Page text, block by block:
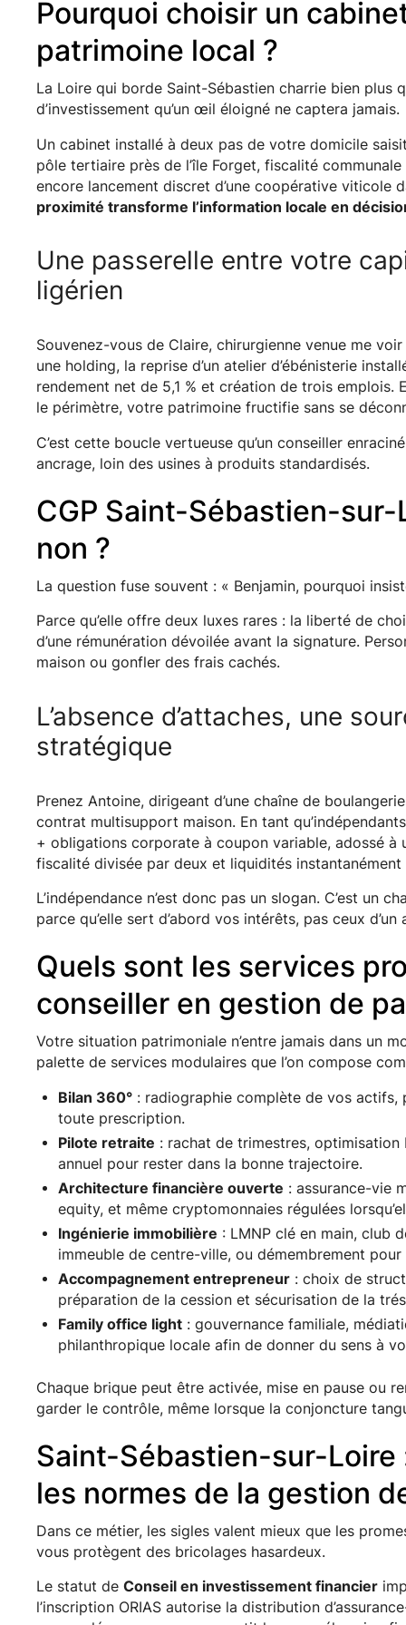
Pourquoi choisir un
patrimoine local ?
La Loire qui borde Saint-Sébastien charrie bien plus
d’investissement qu’un œil éloigné ne captera jamais.
Un cabinet installé à deux pas de votre domicile
pôle tertiaire près de l’île Forget, fiscalité
encore lancement discret d’une coopérative viticole
proximité transforme l’information locale en
Une passerelle entre votre
ligérien
Souvenez-vous de Claire, chirurgienne venue me
une holding, la reprise d’un atelier d’ébénisterie
rendement net de 5,1 % et création de trois emplois.
le périmètre, votre patrimoine fructifie sans se
C’est cette boucle vertueuse qu’un conseiller
ancrage, loin des usines à produits standardisés.
CGP Saint-Sébastien-
non ?
La question fuse souvent : « Benjamin, pourquoi
Parce qu’elle offre deux luxes rares : la liberté de
d’une rémunération dévoilée avant la signature.
maison ou gonfler des frais cachés.
L’absence d’attaches, une
stratégique
Prenez Antoine, dirigeant d’une chaîne de
contrat multisupport maison. En tant
+ obligations corporate à coupon variable, adossé à
fiscalité divisée par deux et liquidités
L’indépendance n’est donc pas un slogan. C’est un
parce qu’elle sert d’abord vos intérêts, pas ceux
Quels sont les services
conseiller en gestion de
Votre situation patrimoniale n’entre jamais dans un
palette de services modulaires que l’on compose
Bilan 360°: radiographie complète de vos actifs,
toute prescription.
Pilote retraite : rachat de trimestres,
annuel pour rester dans la bonne trajectoire.
Architecture financière ouverte : assurance-vie
equity, et même cryptomonnaies régulées
Ingénierie immobilière : LMNP clé en main, club
immeuble de centre-ville, ou démembrement
Accompagnement entrepreneur: choix de
préparation de la cession et sécurisation de la
Family office light: gouvernance familiale,
philanthropique locale afin de donner du sens à
Chaque brique peut être activée, mise en pause ou
garder le contrôle, même lorsque la conjoncture
Saint-Sébastien-sur-
les normes de la gestion
Dans ce métier, les sigles valent mieux que les
vous protègent des bricolages hasardeux.
Le statut de Conseil en investissement financier
l’inscription ORIAS autorise la distribution